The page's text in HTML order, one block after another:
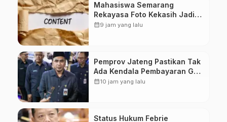
Mahasiswa Semarang
Rekayasa Foto Kekasih Jadi
Konten Cabul karena Sakit
calendar_month9 jam yang lalu
Pemprov Jateng Pastikan Tak
Ada Kendala Pembayaran Gaji
ASN di Tengah Pemangkasan
calendar_month10 jam yang lalu
Status Hukum Febrie